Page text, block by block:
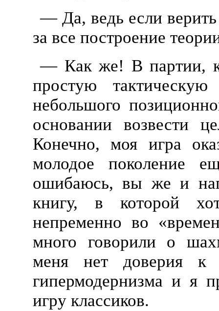
— Да, ведь если
за все построение
— Как же! В партии,
простую
небольшого
основании возвести
Конечно, моя игра
молодое
ошибаюсь, вы же и
книгу, в которой
непременно во
много говорили о
меня нет доверия к
гипермодернизма и я
игру классиков.